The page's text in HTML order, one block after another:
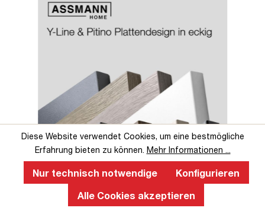
Perfekte Ergonomie an einem
Diese Website verwendet Cookies, um eine bestmögliche
Erfahrung bieten zu können. Mehr Informationen ...
Nur technisch notwendige
Konfigurieren
Alle Cookies akzeptieren